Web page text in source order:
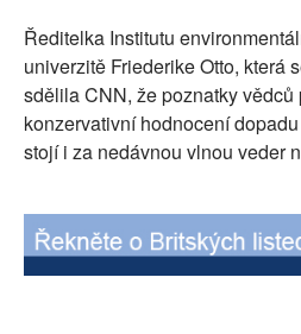
Ředitelka Institutu
univerzitě Friederike Otto, která
sdělila CNN, že poznatky
konzervativní hodnocení
stojí i za nedávnou vlnou veder